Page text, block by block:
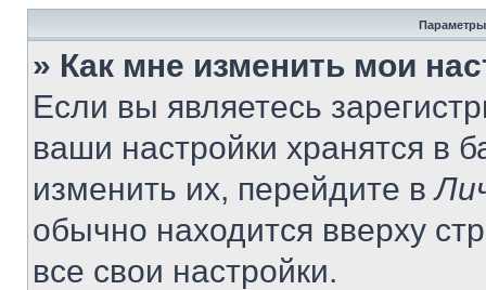
Параметры
» Как мне изменить мои
Если вы являетесь
ваши настройки хранятся в
изменить их, перейдите в
обычно находится вверху
все свои настройки.